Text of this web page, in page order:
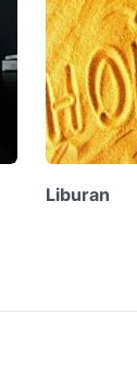
Liburan